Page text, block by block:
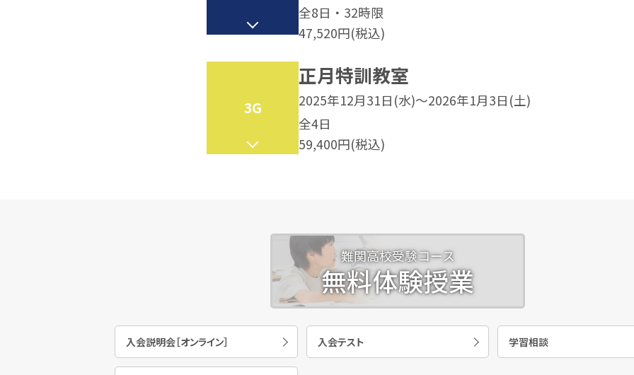
全8日・32時限
47,520円(税込)
3G
正月特訓教室
2025年12月31日(水)～2026年1月3日(土)
全4日
59,400円(税込)
難関高校受験コース
無料体験授業
入会説明会［オンライン］ 入会テスト 学習相談